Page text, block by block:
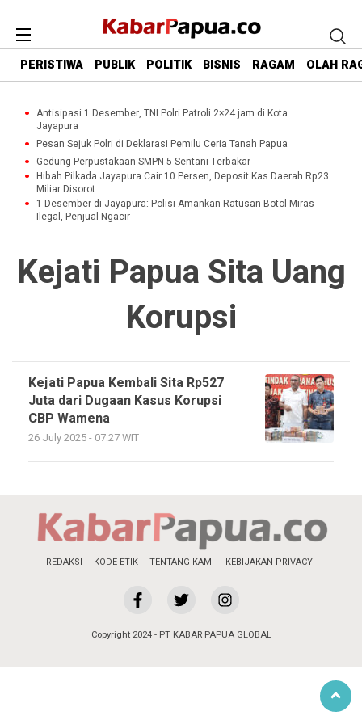
PERISTIWA PUBLIK POLITIK BISNIS RAGAM OLAH
Antisipasi 1 Desember, TNI Polri Patroli 2×24 jam di Kota
Jayapura
Pesan Sejuk Polri di Deklarasi Pemilu Ceria Tanah Papua
Gedung Perpustakaan SMPN 5 Sentani Terbakar
Hibah Pilkada Jayapura Cair 10 Persen, Deposit Kas Daerah Rp23
Miliar Disorot
1 Desember di Jayapura: Polisi Amankan Ratusan Botol Miras
Ilegal, Penjual Ngacir
Kejati Papua Sita Uang
Korupsi
Kejati Papua Kembali Sita Rp527
Juta dari Dugaan Kasus Korupsi
CBP Wamena
26 July 2025 - 07:27 WIT
REDAKSI KODE ETIK TENTANG KAMI KEBIJAKAN PRIVACY
Copyright 2024 - PT KABAR PAPUA GLOBAL